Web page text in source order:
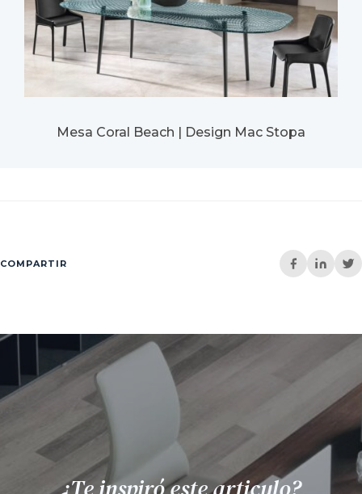
Mesa Coral Beach | Design Mac Stopa
COMPARTIR